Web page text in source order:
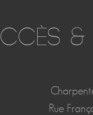
CCÈS &
Rue